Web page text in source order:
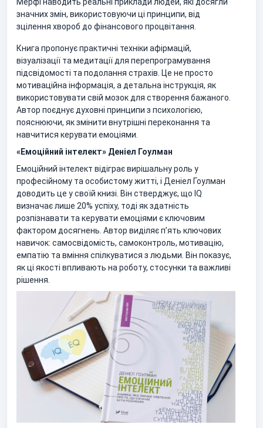
значних змін, використовуючи ці принципи, від
зцілення хвороб до фінансового процвітання.
Книга пропонує практичні техніки афірмацій,
візуалізації та медитації для перепрограмування
підсвідомості та подолання страхів. Це не просто
мотиваційна інформація, а детальна інструкція, як
використовувати свій мозок для створення бажаного.
Автор поєднує духовні принципи з психологією,
пояснюючи, як змінити внутрішні переконання та
навчитися керувати емоціями.
«Емоційний інтелект» Деніел Гоулман
Емоційний інтелект відіграє вирішальну роль у
професійному та особистому житті, і Деніел Гоулман
доводить це у своїй книзі. Він стверджує, що IQ
визначає лише 20% успіху, тоді як здатність
розпізнавати та керувати емоціями є ключовим
фактором досягнень. Автор виділяє п’ять ключових
навичок: самосвідомість, самоконтроль, мотивацію,
емпатію та вміння спілкуватися з людьми. Він показує,
як ці якості впливають на роботу, стосунки та важливі
рішення.